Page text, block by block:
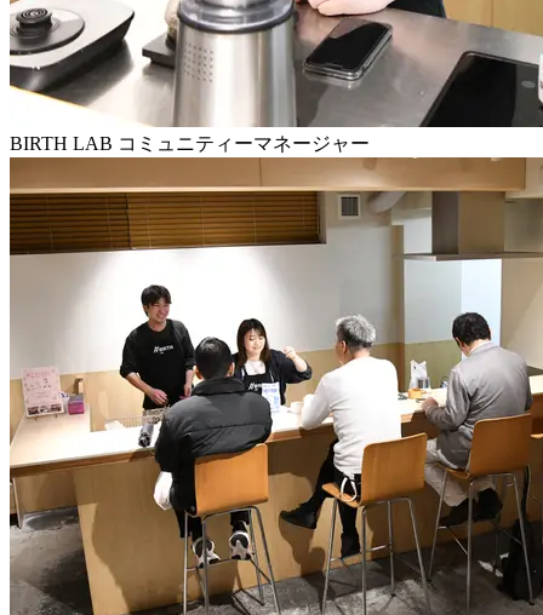
BIRTH LAB コミュニティーマネージャー